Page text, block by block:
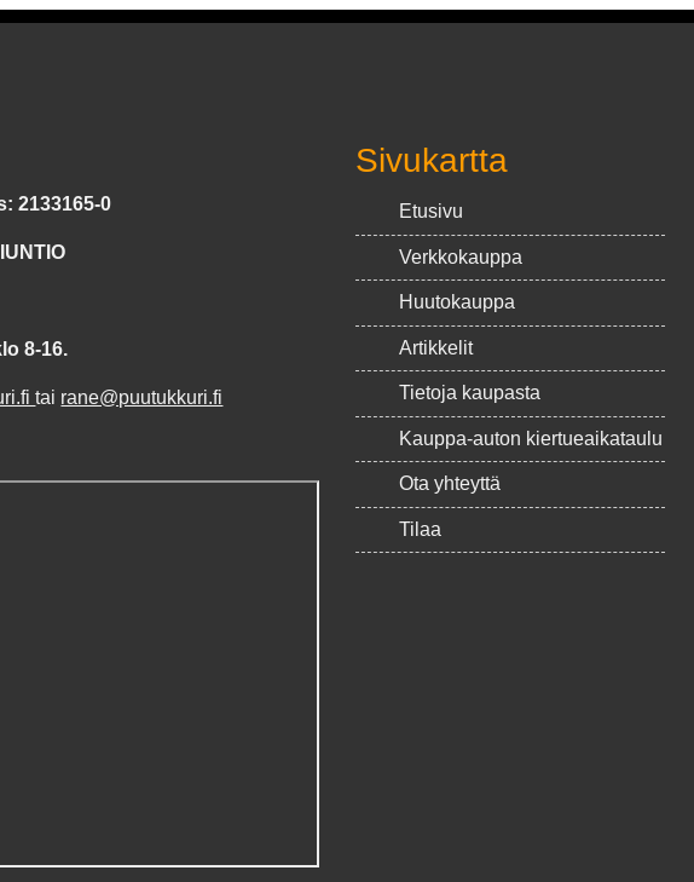
2133165-0
8-16.
tai rane@puutukkuri.fi
Sivukartta
Etusivu
Verkkokauppa
Huutokauppa
Artikkelit
Tietoja kaupasta
Kauppa-auton kiertueaikataulu
Ota yhteyttä
Tilaa